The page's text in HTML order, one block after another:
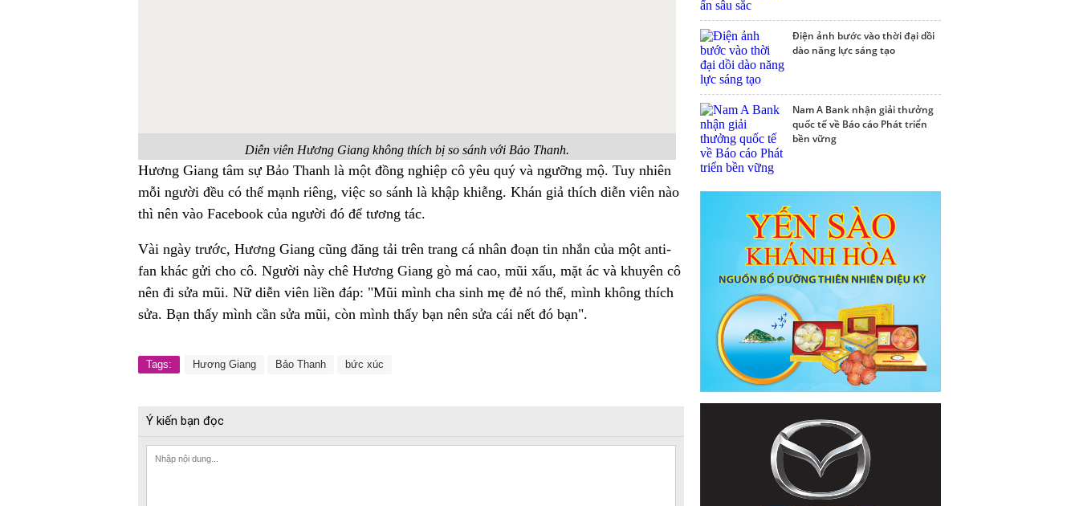
Diễn viên Hương Giang không thích bị so sánh với Bảo Thanh.
Hương Giang tâm sự Bảo Thanh là một đồng nghiệp cô yêu quý và ngưỡng mộ. Tuy nhiên
mỗi người đều có thế mạnh riêng, việc so sánh là khập khiễng. Khán giả thích diễn viên nào
thì nên vào Facebook của người đó để tương tác.
Vài ngày trước, Hương Giang cũng đăng tải trên trang cá nhân đoạn tin nhắn của một anti-
fan khác gửi cho cô. Người này chê Hương Giang gò má cao, mũi xấu, mặt ác và khuyên cô
nên đi sửa mũi. Nữ diễn viên liền đáp: "Mũi mình cha sinh mẹ đẻ nó thế, mình không thích
sửa. Bạn thấy mình cần sửa mũi, còn mình thấy bạn nên sửa cái nết đó bạn".
Tags: Hương Giang Bảo Thanh bức xúc
Ý kiến bạn đọc
Điện ảnh bước vào thời đại dồi
dào năng lực sáng tạo
Nam A Bank nhận giải thưởng
quốc tế về Báo cáo Phát triển
bền vững